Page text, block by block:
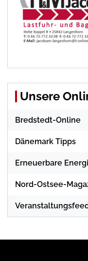
Unsere
Bredstedt-Online
Dänemark Tipps
Erneuerbare
Nord-Ostsee-